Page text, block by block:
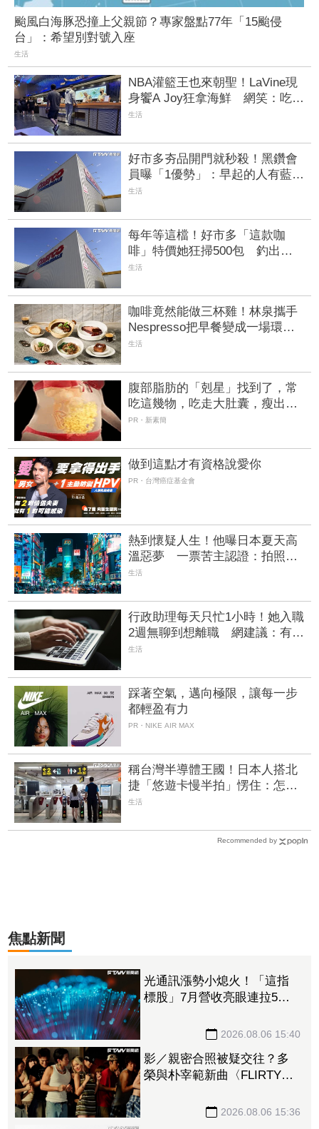
颱風白海豚恐撞上父親節？專家盤點77年「15颱侵
台」：希望別對號入座
生活
NBA灌籃王也來朝聖！LaVine現
身饗A Joy狂拿海鮮 網笑：吃飯
免費看球星
生活
好市多夯品開門就秒殺！黑鑽會
員曝「1優勢」：早起的人有藍莓
吃
生活
每年等這檔！好市多「這款咖
啡」特價她狂掃500包 釣出一
票同好：我也囤整年
生活
咖啡竟然能做三杯雞！林泉攜手
Nespresso把早餐變成一場環遊
世界 台中勤美洲際限時開吃
生活
腹部脂肪的「剋星」找到了，常
吃這幾物，吃走大肚囊，瘦出小
蠻腰
PR・新素簡
做到這點才有資格說愛你
PR・台灣癌症基金會
熱到懷疑人生！他曝日本夏天高
溫惡夢 一票苦主認證：拍照都
笑不出來
生活
行政助理每天只忙1小時！她入職
2週無聊到想離職 網建議：有能
力就換工作
生活
踩著空氣，邁向極限，讓每一步
都輕盈有力
PR・NIKE AIR MAX
稱台灣半導體王國！日本人搭北
捷「悠遊卡慢半拍」愣住：怎比
西瓜卡慢？內行曝背後原因
生活
Recommended by
焦點新聞
光通訊漲勢小熄火！「這指
標股」7月營收亮眼連拉5漲
全新、光環止步連4漲2026.08.06 15:40
影／親密合照被疑交往？多
榮與朴宰範新曲〈FLIRTY〉
2026.08.06 15:36